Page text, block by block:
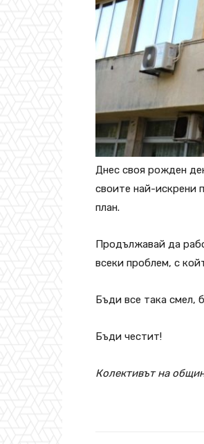
Днес своя рожден
своите най-искрени
план.
Продължавай да
всеки проблем, с
Бъди все така смел,
Бъди честит!
Колективът на